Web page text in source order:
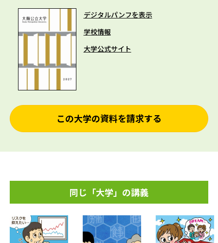
デジタルパンフを表示
学校情報
大学公式サイト
この大学の資料を請求する
同じ「大学」の講義